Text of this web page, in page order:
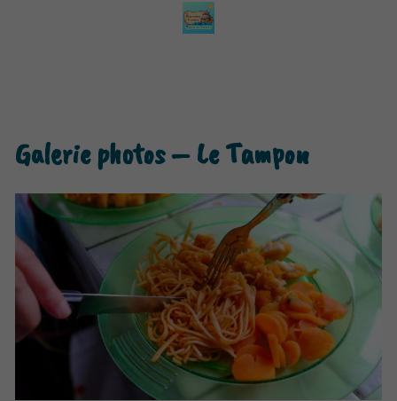
Galerie photos – Le Tampon